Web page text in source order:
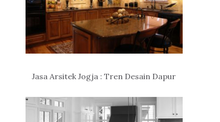
Jasa Arsitek Jogja : Tren Desain Dapur